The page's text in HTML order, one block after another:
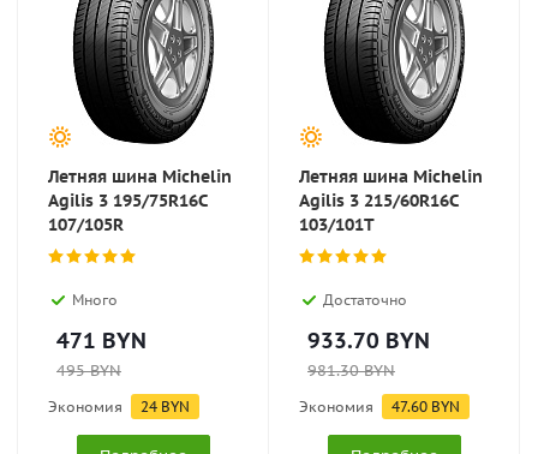
Летняя шина Michelin
Agilis 3 195/75R16C
107/105R
Много
471 BYN
495BYN
Экономия 24 BYN
Летняя шина Michelin
Agilis 3 215/60R16C
103/101T
Достаточно
933.70 BYN
981.30BYN
Экономия 47.60 BYN